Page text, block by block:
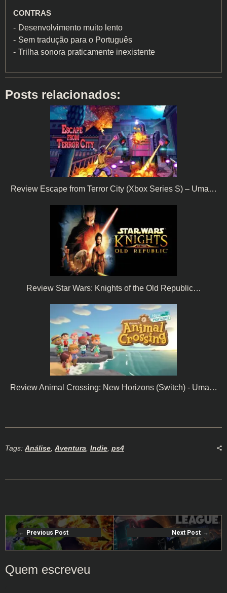
CONTRAS
Desenvolvimento muito lento
Sem tradução para o Português
Trilha sonora praticamente inexistente
Posts relacionados:
Review Escape from Terror City (Xbox Series S) – Uma…
Review Star Wars: Knights of the Old Republic…
Review Animal Crossing: New Horizons (Switch) - Uma…
Tags: Análise, Aventura, Indie, ps4
Previous Post Next Post